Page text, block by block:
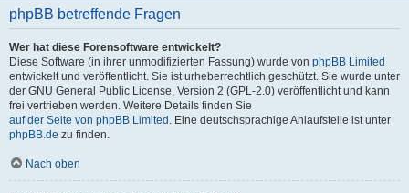
phpBB betreffende Fragen
Wer hat diese Forensoftware entwickelt?
Diese Software (in ihrer unmodifizierten Fassung) wurde von phpBB Limited
entwickelt und veröffentlicht. Sie ist urheberrechtlich geschützt. Sie wurde unter
der GNU General Public License, Version 2 (GPL-2.0) veröffentlicht und kann
frei vertrieben werden. Weitere Details finden Sie
auf der Seite von phpBB Limited . Eine deutschsprachige Anlaufstelle ist unter
phpBB.de zu finden.
Nach oben